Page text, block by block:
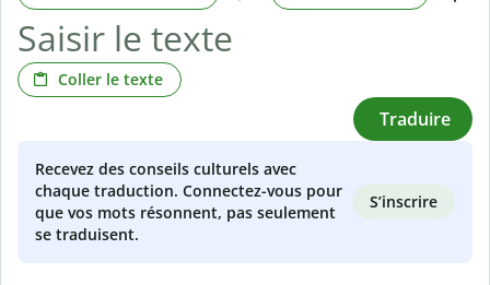
Coller le texte
Traduire
Recevez des conseils culturels avec
chaque traduction. Connectez-vous pour
que vos mots résonnent, pas seulement
se traduisent.
S’inscrire